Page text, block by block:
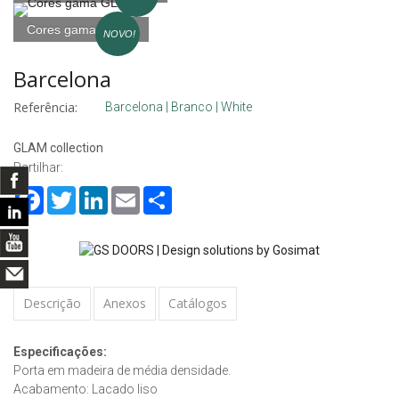
Cores gama GLAM
NOVO!
Barcelona
Referência: Barcelona | Branco | White
GLAM collection
Partilhar:
FacebookTwitterLinkedInEmail
Descrição Anexos Catálogos
Especificações:
Porta em madeira de média densidade.
Acabamento: Lacado liso